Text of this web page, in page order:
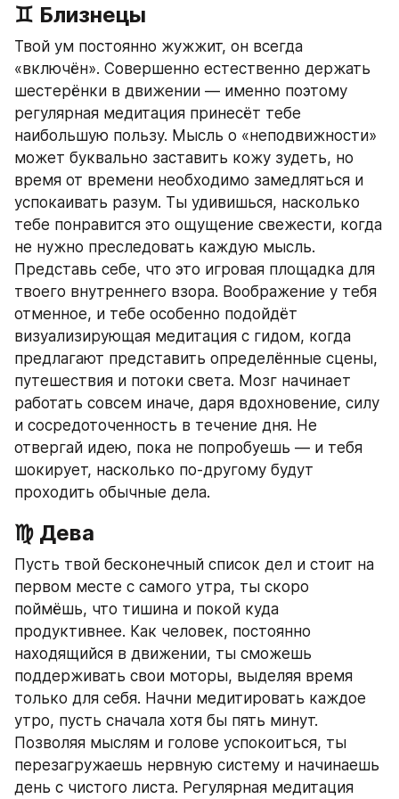
♊ Близнецы
Твой ум постоянно жужжит, он всегда
«включён». Совершенно естественно держать
шестерёнки в движении — именно поэтому
регулярная медитация принесёт тебе
наибольшую пользу. Мысль о «неподвижности»
может буквально заставить кожу зудеть, но
время от времени необходимо замедляться и
успокаивать разум. Ты удивишься, насколько
тебе понравится это ощущение свежести, когда
не нужно преследовать каждую мысль.
Представь себе, что это игровая площадка для
твоего внутреннего взора. Воображение у тебя
отменное, и тебе особенно подойдёт
визуализирующая медитация с гидом, когда
предлагают представить определённые сцены,
путешествия и потоки света. Мозг начинает
работать совсем иначе, даря вдохновение, силу
и сосредоточенность в течение дня. Не
отвергай идею, пока не попробуешь — и тебя
шокирует, насколько по‑другому будут
проходить обычные дела.
♍ Дева
Пусть твой бесконечный список дел и стоит на
первом месте с самого утра, ты скоро
поймёшь, что тишина и покой куда
продуктивнее. Как человек, постоянно
находящийся в движении, ты сможешь
поддерживать свои моторы, выделяя время
только для себя. Начни медитировать каждое
утро, пусть сначала хотя бы пять минут.
Позволяя мыслям и голове успокоиться, ты
перезагружаешь нервную систему и начинаешь
день с чистого листа. Регулярная медитация